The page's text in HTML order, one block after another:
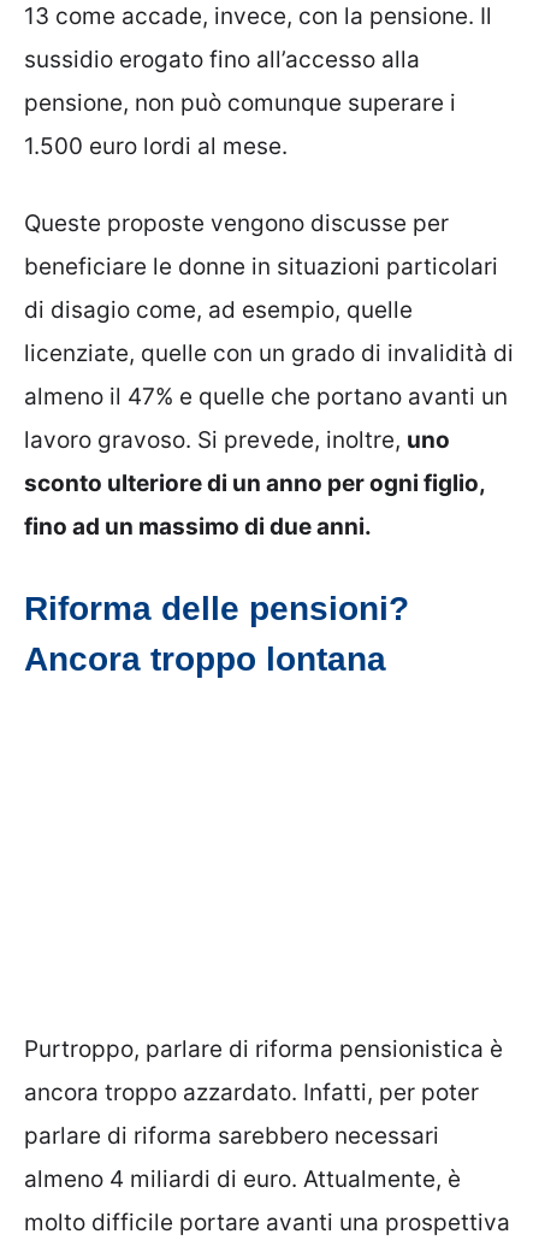
13 come accade, invece, con la pensione. Il
sussidio erogato fino all’accesso alla
pensione, non può comunque superare i
1.500 euro lordi al mese.
Queste proposte vengono discusse per
beneficiare le donne in situazioni particolari
di disagio come, ad esempio, quelle
licenziate, quelle con un grado di invalidità di
almeno il 47% e quelle che portano avanti un
lavoro gravoso. Si prevede, inoltre, uno
sconto ulteriore di un anno per ogni figlio,
fino ad un massimo di due anni.
Riforma delle pensioni?
Ancora troppo lontana
Purtroppo, parlare di riforma pensionistica è
ancora troppo azzardato. Infatti, per poter
parlare di riforma sarebbero necessari
almeno 4 miliardi di euro. Attualmente, è
molto difficile portare avanti una prospettiva